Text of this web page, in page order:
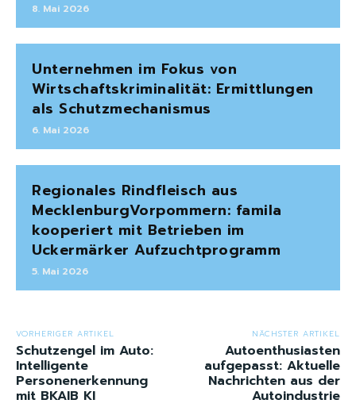
8. Mai 2026
Unternehmen im Fokus von
Wirtschaftskriminalität: Ermittlungen
als Schutzmechanismus
6. Mai 2026
Regionales Rindfleisch aus
MecklenburgVorpommern: famila
kooperiert mit Betrieben im
Uckermärker Aufzuchtprogramm
5. Mai 2026
VORHERIGER ARTIKEL
Schutzengel im Auto:
Intelligente
Personenerkennung
mit BKAIB KI
NÄCHSTER ARTIKEL
Autoenthusiasten
aufgepasst: Aktuelle
Nachrichten aus der
Autoindustrie